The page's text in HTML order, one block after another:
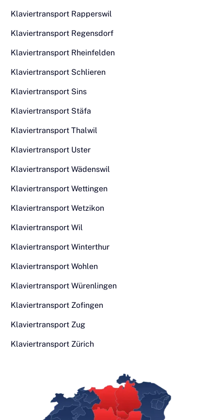
Klaviertransport Rapperswil
Klaviertransport Regensdorf
Klaviertransport Rheinfelden
Klaviertransport Schlieren
Klaviertransport Sins
Klaviertransport Stäfa
Klaviertransport Thalwil
Klaviertransport Uster
Klaviertransport Wädenswil
Klaviertransport Wettingen
Klaviertransport Wetzikon
Klaviertransport Wil
Klaviertransport Winterthur
Klaviertransport Wohlen
Klaviertransport Würenlingen
Klaviertransport Zofingen
Klaviertransport Zug
Klaviertransport Zürich